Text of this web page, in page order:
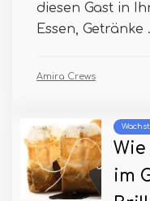
diesen Gast in
Essen, Getränke
Amira Crews
im